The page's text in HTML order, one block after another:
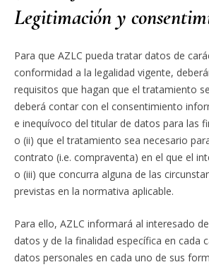
Legitimación y
Para que AZLC pueda tratar datos de
conformidad a la legalidad vigente,
requisitos que hagan que el tratamiento
deberá contar con el consentimiento
e inequívoco del titular de datos para las
o (ii) que el tratamiento sea necesario
contrato (i.e. compraventa) en el que el
o (iii) que concurra alguna de las
previstas en la normativa aplicable.
Para ello, AZLC informará al interesado
datos y de la finalidad específica en cada
datos personales en cada uno de sus